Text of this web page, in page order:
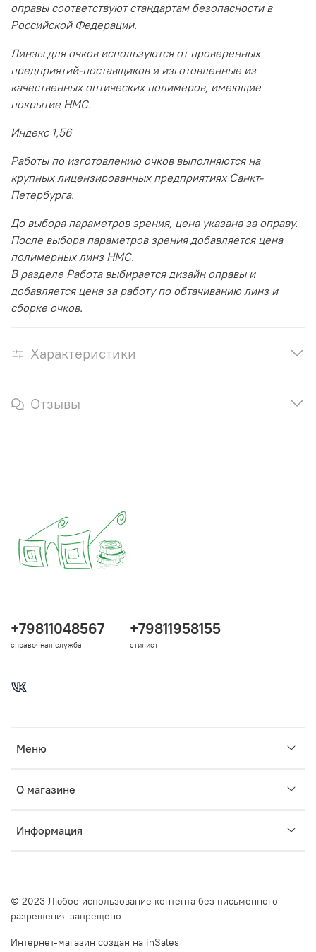
оправы соответствуют стандартам безопасности в
Российской Федерации.
Линзы для очков используются от проверенных
предприятий-поставщиков и изготовленные из
качественных оптических полимеров, имеющие
покрытие HMC.
Индекс 1,56
Работы по изготовлению очков выполняются на
крупных лицензированных предприятиях Санкт-
Петербурга.
До выбора параметров зрения, цена указана за оправу.
После выбора параметров зрения добавляется цена
полимерных линз HMC.
В разделе Работа выбирается дизайн оправы и
добавляется цена за работу по обтачиванию линз и
сборке очков.
Характеристики
Отзывы
Меню
О магазине
Информация
+79811048567
справочная служба
+79811958155
стилист
© 2023 Любое использование контента без письменного
разрешения запрещено
Интернет-магазин создан на inSales